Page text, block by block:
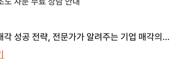
각 성공 전략, 전문가가 알려주는 기업 매각의
| M&A센터 | M&A 센터